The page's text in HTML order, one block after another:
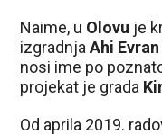
Naime, u Olovu je
izgradnjaAhi
nosi ime po
projekat je grada
Od aprila 2019.